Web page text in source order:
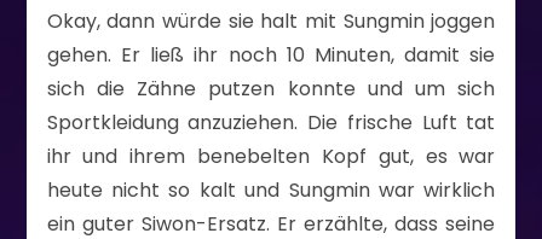
Okay, dann würde sie halt mit Sungmin joggen
gehen. Er ließ ihr noch 10 Minuten, damit sie
sich die Zähne putzen konnte und um sich
Sportkleidung anzuziehen. Die frische Luft tat
ihr und ihrem benebelten Kopf gut, es war
heute nicht so kalt und Sungmin war wirklich
ein guter Siwon-Ersatz. Er erzählte, dass seine